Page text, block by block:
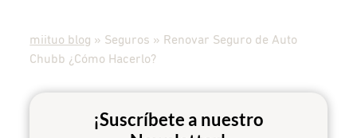
miituo blog » Seguros » Renovar Seguro de Auto
Chubb ¿Cómo Hacerlo?
¡Suscríbete a nuestro